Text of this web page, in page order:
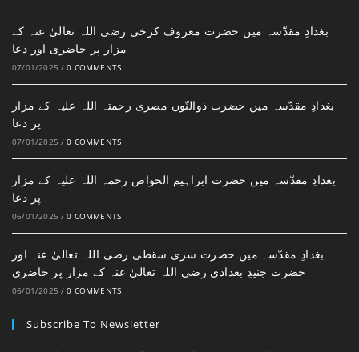
بغدادِ مقدّسہ میں حضرت معروف کرخی رضی اللہ تعالیٰ عنہ کے
مزار پر حاضری اور دعا
07/01/2025 / 0 COMMENTS
بغدادِ مقدّسہ میں حضرت ذوالنّون مصری رحمتہ اللہ علیہ کے مزار
پر دعا
07/01/2025 / 0 COMMENTS
بغدادِ مقدّسہ میں حضرت ابراہیم الخواص رحمۃ اللہ علیہ کے مزار
پر دعا
06/01/2025 / 0 COMMENTS
بغدادِ مقدّسہ میں حضرت سری سقطی رضی اللہ تعالیٰ عنہ اور
حضرت جنیدِ بغدادی رضی اللہ تعالیٰ عنہ کے مزار پر حاضری
06/01/2025 / 0 COMMENTS
Subscribe To Newsletter